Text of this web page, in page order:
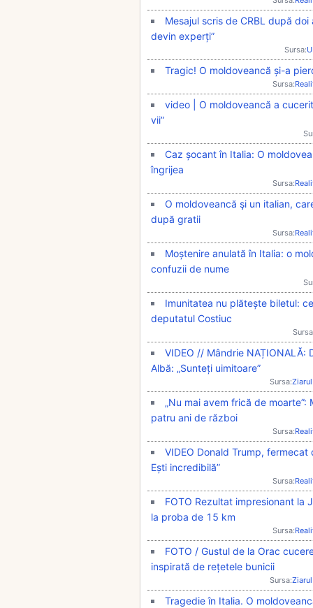
Mesajul scris de CRBL după
devin experți”
Sursa:
Tragic! O moldoveancă și-a
Sursa:
video | O moldoveancă a
vii”
Caz șocant în Italia: O
îngrijea
Sursa:
O moldoveancă şi un italian,
după gratii
Sursa:
Moștenire anulată în Italia: o
confuzii de nume
Imunitatea nu plătește biletul:
deputatul Costiuc
​VIDEO // Mândrie NAȚIONALĂ:
Albă: „Sunteți uimitoare”​
Sursa:
„Nu mai avem frică de
patru ani de război
Sursa:
VIDEO Donald Trump,
Ești incredibilă”
Sursa:
FOTO Rezultat impresionant la
la proba de 15 km
Sursa:
FOTO / Gustul de la Orac
inspirată de rețetele bunicii
Sursa:
Tragedie în Italia. O